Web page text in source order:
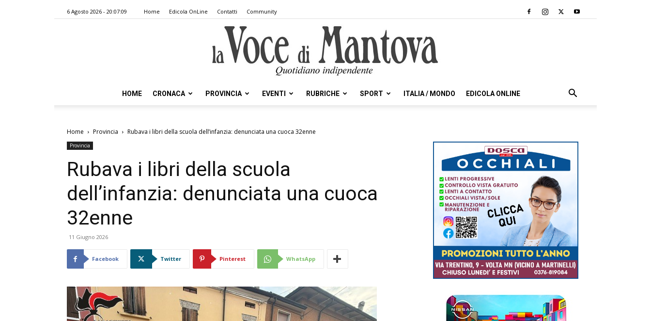
6 Agosto 2026 - 20:07:09 Home Edicola OnLine Contatti Community
Mantova
HOME CRONACA PROVINCIA EVENTI RUBRICHE SPORT ITALIA / MONDO EDICOLA ONLINE
Home Provincia Rubava i libri della scuola dell’infanzia: denunciata una cuoca 32enne
Provincia
Rubava i libri della scuola
dell’infanzia: denunciata una cuoca
32enne
11 Giugno 2026
Facebook Twitter Pinterest WhatsApp